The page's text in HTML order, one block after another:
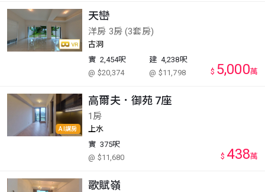
天巒
洋房 3房 (3套房)
古洞
實 2,454呎
@ $20,374
建 4,238呎
@ $11,798
$ 5,000萬
AI講房
高爾夫．御苑 7座
1房
上水
實 375呎
@ $11,680
$ 438萬
歌賦嶺